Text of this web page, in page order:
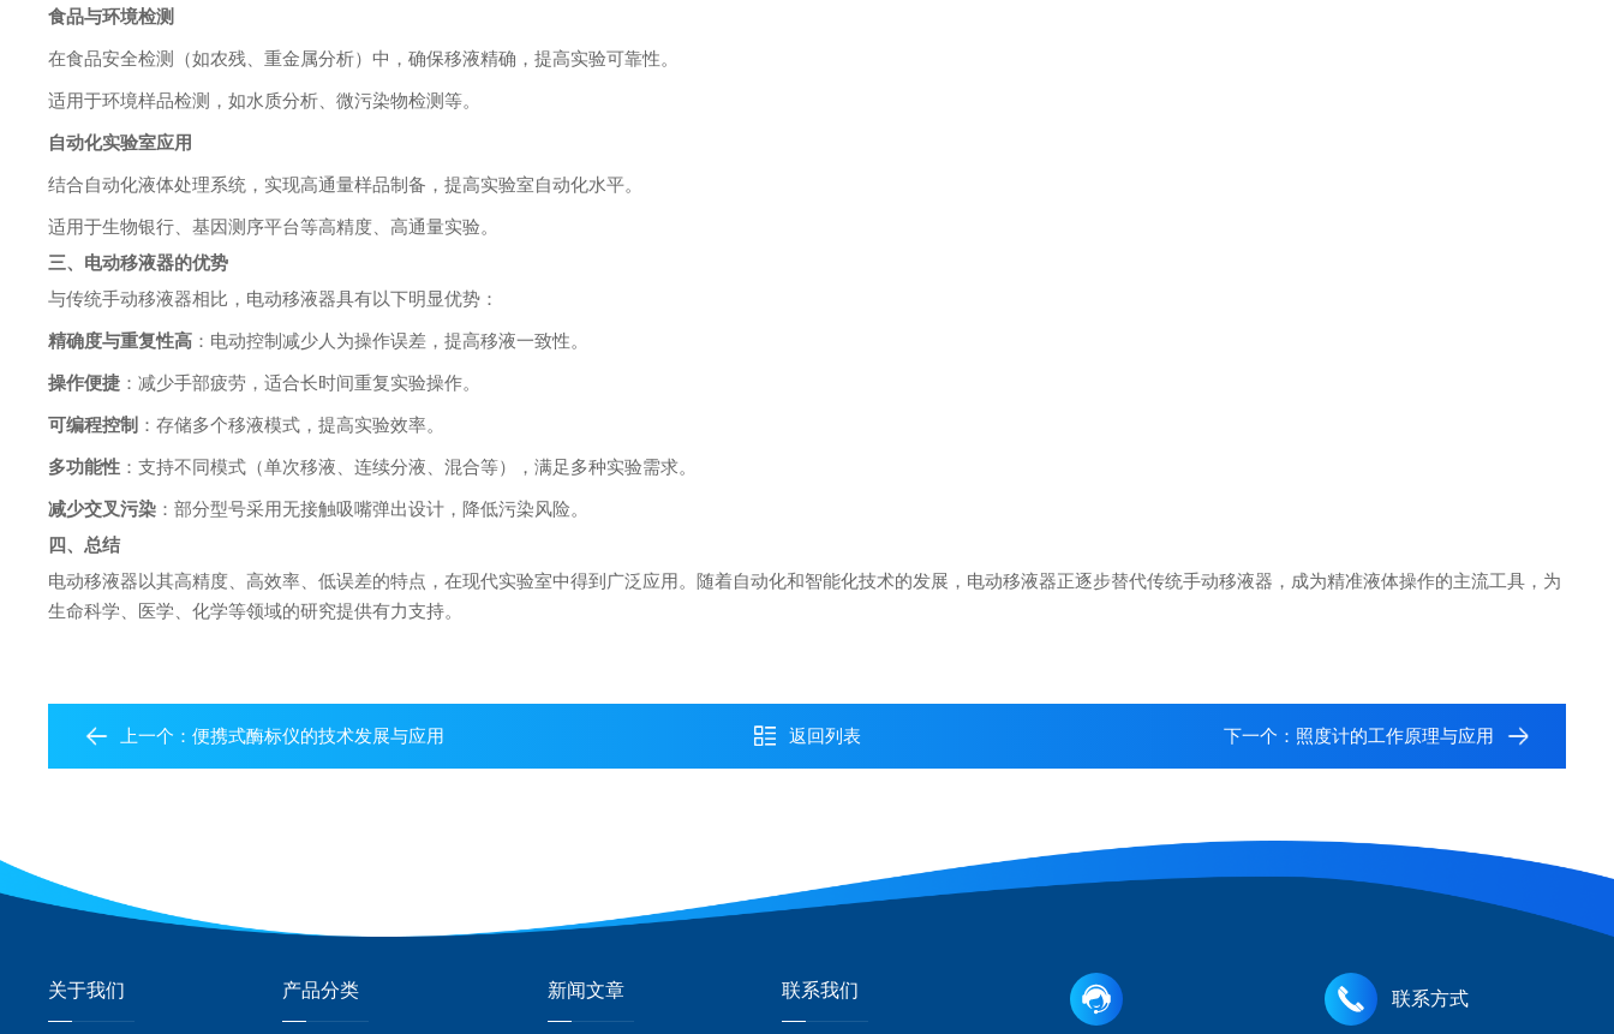
食品与环境检测
在食品安全检测（如农残、重金属分析）中，确保移液精确，提高实验可靠性。
适用于环境样品检测，如水质分析、微污染物检测等。
自动化实验室应用
结合自动化液体处理系统，实现高通量样品制备，提高实验室自动化水平。
适用于生物银行、基因测序平台等高精度、高通量实验。
三、电动移液器的优势
与传统手动移液器相比，电动移液器具有以下明显优势：
精确度与重复性高 ：电动控制减少人为操作误差，提高移液一致性。
操作便捷 ：减少手部疲劳，适合长时间重复实验操作。
可编程控制 ：存储多个移液模式，提高实验效率。
多功能性 ：支持不同模式（单次移液、连续分液、混合等），满足多种实验需求。
减少交叉污染 ：部分型号采用无接触吸嘴弹出设计，降低污染风险。
四、总结
电动移液器以其高精度、高效率、低误差的特点，在现代实验室中得到广泛应用。随着自动化和智能化技术的发展，电动移液器正逐步替代传统手动移液器，成为精准液体操作的主流工具，为
生命科学、医学、化学等领域的研究提供有力支持。
上一个：便携式酶标仪的技术发展与应用 返回列表 下一个： 照度计的工作原理与应用
关于我们 产品分类 新闻文章 联系我们 联系方式